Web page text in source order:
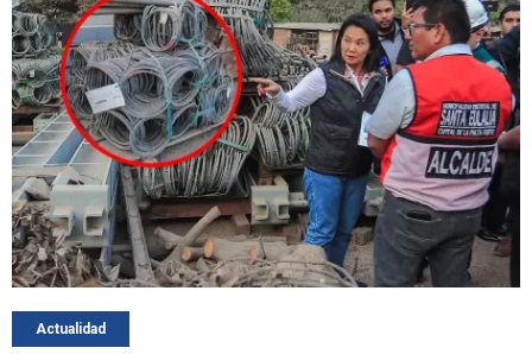
Actualidad